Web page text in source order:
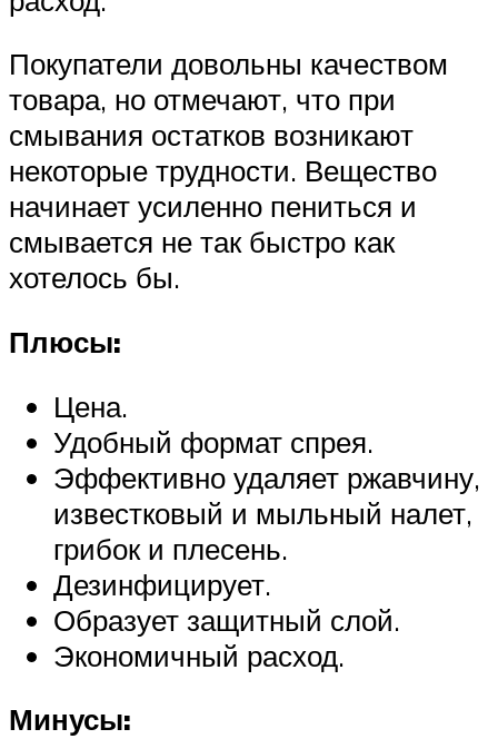
Покупатели довольны качеством
товара, но отмечают, что при
смывания остатков возникают
некоторые трудности. Вещество
начинает усиленно пениться и
смывается не так быстро как
хотелось бы.
Плюсы:
Цена.
Удобный формат спрея.
Эффективно удаляет ржавчину,
известковый и мыльный налет,
грибок и плесень.
Дезинфицирует.
Образует защитный слой.
Экономичный расход.
Минусы: